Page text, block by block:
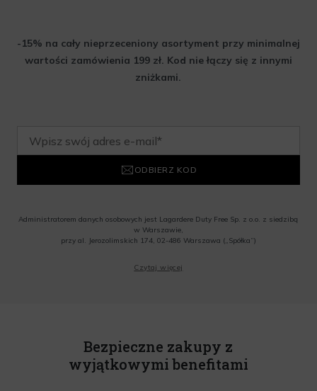
-15% na cały nieprzeceniony asortyment przy minimalnej
wartości zamówienia 199 zł. Kod nie łączy się z innymi
zniżkami.
ODBIERZ KOD
Administratorem danych osobowych jest Lagardere Duty Free Sp. z o.o. z siedzibą
w Warszawie,
przy al. Jerozolimskich 174, 02-486 Warszawa („Spółka”)
o.o. informacji handlowych, w tym newslettera, informacji o promocjach i
Czytaj więcej
Bezpieczne zakupy z
wyjątkowymi benefitami